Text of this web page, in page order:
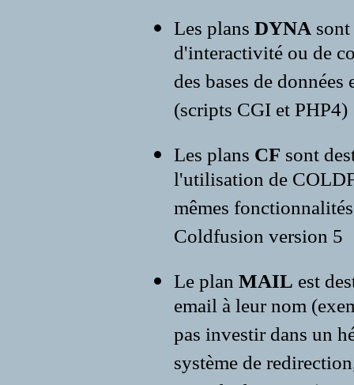
Les plans DYNA
d'interactivité ou de
des bases de
(scripts CGI et PHP4)
Les plans CF sont
l'utilisation de
mêmes
Coldfusion version 5
Le plan MAIL est
email à leur nom
pas investir dans un
système de